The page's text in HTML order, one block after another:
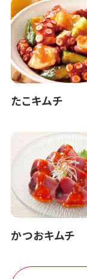
たこキムチ
かつおキムチ